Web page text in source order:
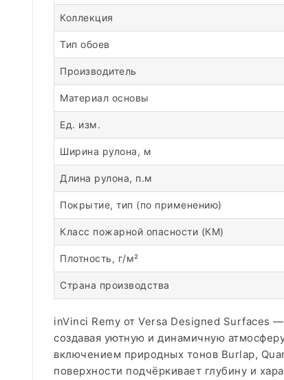
Коллекция
Тип обоев
Производитель
Материал основы
Ед. изм.
Ширина рулона, м
Длина рулона, п.м
Покрытие, тип (по применению)
Класс пожарной опасности (КМ)
Плотность, г/м²
Страна производства
inVinci Remy от Versa Designed Surfaces
создавая уютную и динамичную
включением природных тонов Burlap,
поверхности подчёркивает глубину и